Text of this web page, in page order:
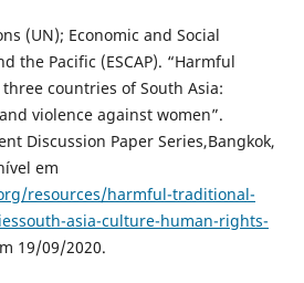
(UN); Economic and Social
the Pacific (ESCAP). “Harmful
countries of South Asia:
violence against women”.
Discussion Paper Series,Bangkok,
em
resources/harmful-traditional-
asia-culture-human-rights-
19/09/2020.